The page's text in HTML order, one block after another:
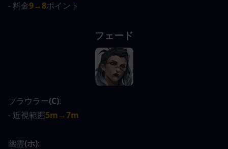
- 料金9→8ポイント
フェード
プラウラー(C):
- 近視範囲5m→7m
幽霊(ホ):